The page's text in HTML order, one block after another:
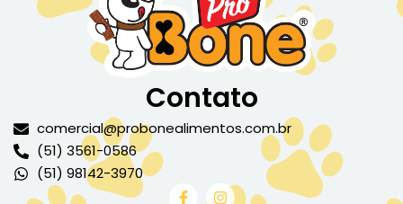
Contato
comercial@probonealimentos.com.br
(51) 3561-0586
(51) 98142-3970